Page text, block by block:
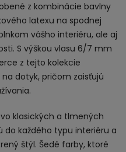
z kombinácie bavlny
latexu na spodnej
vášho interiéru, ale aj
S výškou vlasu 6/7 mm
z tejto kolekcie
dotyk, pričom zaisťujú
klasických a tlmených
do každého typu interiéru a
štýl. Šedé farby, ktoré